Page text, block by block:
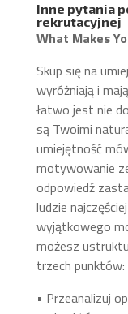
Inne pytania
rekrutacyjnej
What Makes
Skup się na
wyróżniają i
łatwo jest nie
są Twoimi
umiejętność
motywowanie
odpowiedź
ludzie
wyjątkowego
możesz
trzech punktów:
• Przeanalizuj